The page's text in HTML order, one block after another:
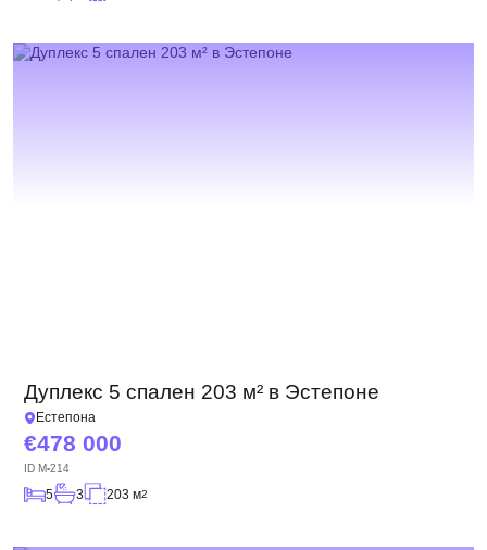
Дуплекс 5 спален 203 м² в Эстепоне
Естепона
478 000
ID M-214
5 3 203 м2